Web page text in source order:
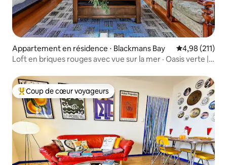
Appartement en résidence ⋅ Blackmans Bay Évaluation
4,98 (211)
Loft en briques rouges avec vue sur la mer · Oasis verte |
Coups de cœur voyageurs les plus appréciés
Coup de cœur voyageurs